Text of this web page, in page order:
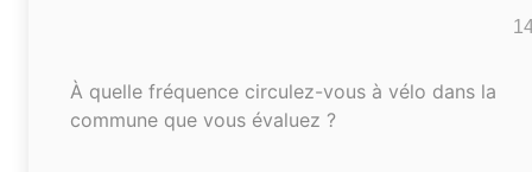
À quelle fréquence circulez-vous à vélo dans la
commune que vous évaluez ?